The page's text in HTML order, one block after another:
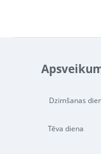
Dzimšanas
Tēva diena